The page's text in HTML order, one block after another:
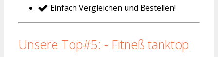
Einfach Vergleichen und Bestellen!
Unsere Top#5: - Fitneß tanktop